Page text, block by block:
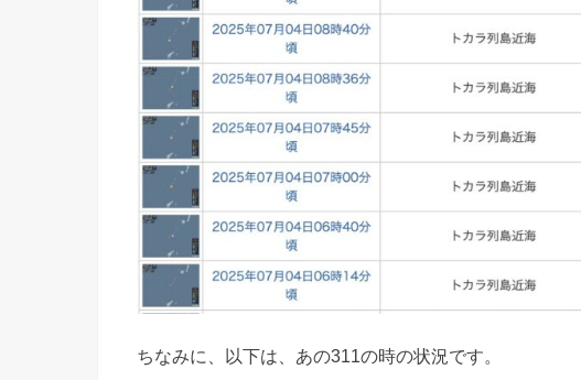
ちなみに、以下は、あの311の時の状況です。